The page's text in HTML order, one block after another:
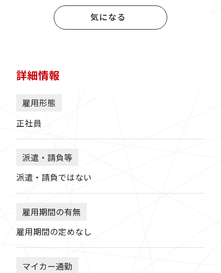
気になる
詳細情報
雇用形態
正社員
派遣・請負等
派遣・請負ではない
雇用期間の有無
雇用期間の定めなし
マイカー通勤